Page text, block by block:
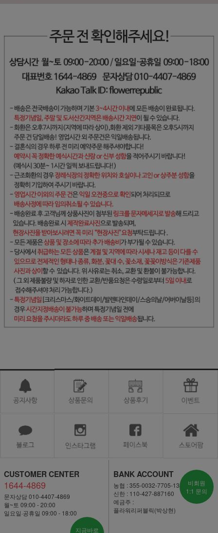
CUSTOMER CENTER
1644-4869
문자상담 010-4407-4869
월~토 09:00 - 20:00
일요일·공휴일 09:00 - 18:00
지금바로
BANK ACCOUNT
농협 : 355-0032-7705-13
신한 : 110-427-887160
예금주 :
플라워리퍼블릭(박상현)
비회원
1:1 문의